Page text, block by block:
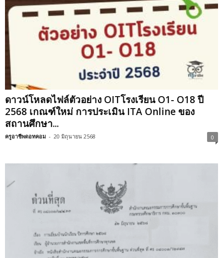
ดาวน์โหลดไฟล์ตัวอย่าง OITโรงเรียน O1- O18 ปี
2568 เกณฑ์ใหม่ การประเมิน ITA Online ของ
สถานศึกษา...
ครูอาชีพดอทคอม - 20 มิถุนายน 2568 0